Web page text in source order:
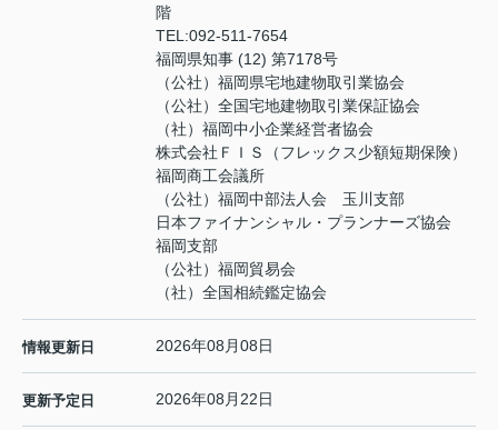
階
TEL:092-511-7654
福岡県知事 (12) 第7178号
（公社）福岡県宅地建物取引業協会
（公社）全国宅地建物取引業保証協会
（社）福岡中小企業経営者協会
株式会社ＦＩＳ（フレックス少額短期保険）
福岡商工会議所
（公社）福岡中部法人会 玉川支部
日本ファイナンシャル・プランナーズ協会
福岡支部
（公社）福岡貿易会
（社）全国相続鑑定協会
情報更新日 2026年08月08日
更新予定日 2026年08月22日